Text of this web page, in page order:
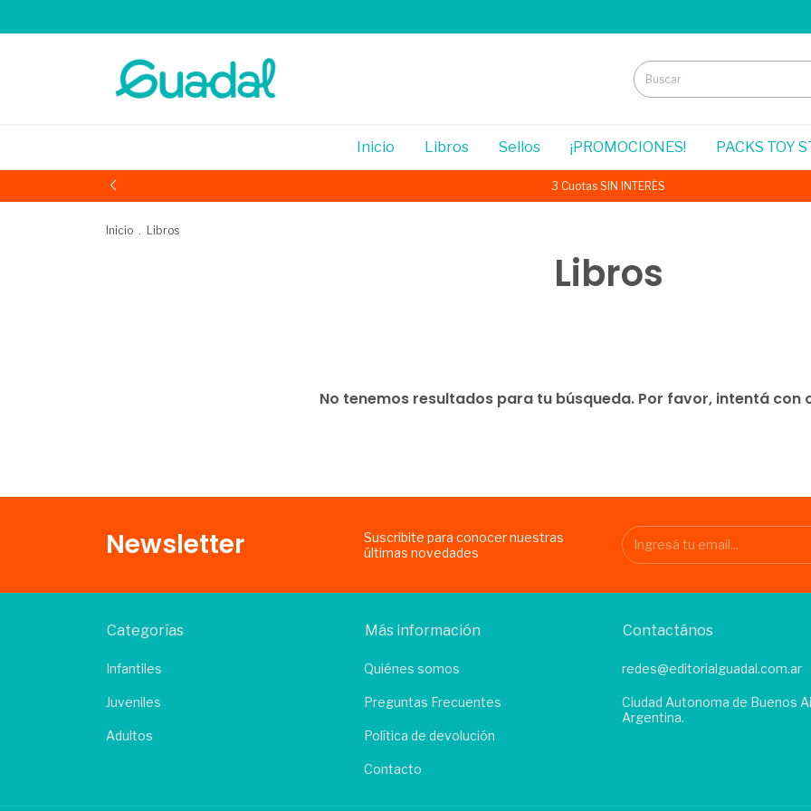
Inicio Libros Sellos ¡PROMOCIONES! PACKS TOY
3 Cuotas SIN INTERÉS
Inicio . Libros
Libros
No tenemos resultados para tu búsqueda. Por favor, intentá con
Newsletter
Suscribite para conocer nuestras
últimas novedades
Categorías
Infantiles
Juveniles
Adultos
Más información
Quiénes somos
Preguntas Frecuentes
Política de devolución
Contacto
Contactános
redes@editorialguadal.com.ar
Ciudad Autonoma de Buenos
Argentina.